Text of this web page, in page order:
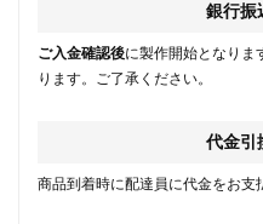
銀行振
ご入金確認後に製作開始となりま
ります。ご了承ください。
代金引
商品到着時に配達員に代金をお